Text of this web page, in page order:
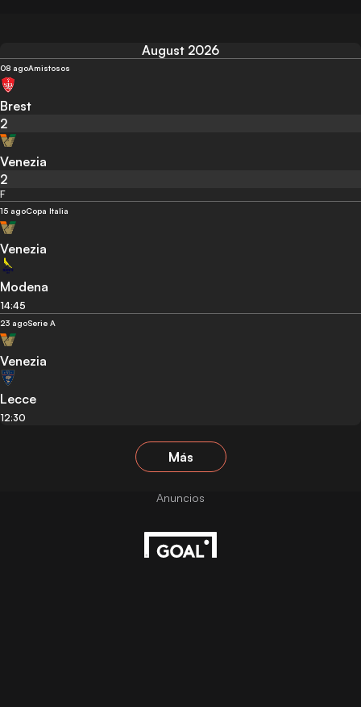
August 2026
08 agoAmistosos
Brest
2
Venezia
2
F
15 agoCopa Italia
Venezia
Modena
14:45
23 agoSerie A
Venezia
Lecce
12:30
Más